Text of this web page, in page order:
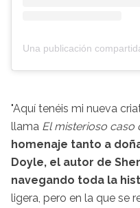
"Aquí tenéis mi nueva
llama El misterioso caso
homenaje tanto a
Doyle, el autor de
navegando toda la
ligera, pero en la que se